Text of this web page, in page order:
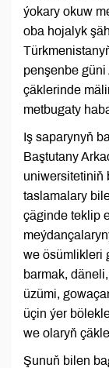
ýokary okuw
oba hojalyk
penşenbe
çäklerinde
metbugaty
Iş saparynyň
Baştutany
uniwersitetiniň
taslamalary
çäginde teklip
we ösümlikleri
barmak,
üzümi,
üçin ýer
we olaryň
Şunuň bilen